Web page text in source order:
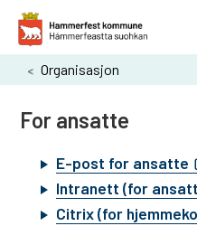
H
a
m
m
Du
her:
Organisasjon
For ansatte
E-post for ansatte
Intranett (for
Citrix (for